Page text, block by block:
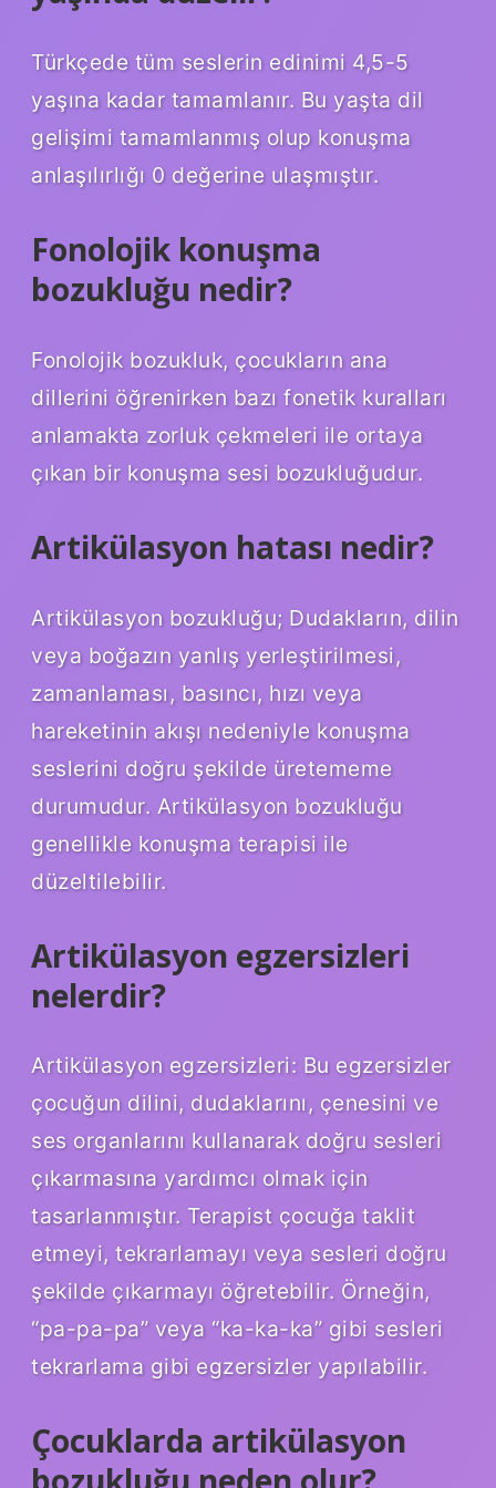
Türkçede tüm seslerin edinimi 4,5-5
yaşına kadar tamamlanır. Bu yaşta dil
gelişimi tamamlanmış olup konuşma
anlaşılırlığı 0 değerine ulaşmıştır.
Fonolojik konuşma
bozukluğu nedir?
Fonolojik bozukluk, çocukların ana
dillerini öğrenirken bazı fonetik kuralları
anlamakta zorluk çekmeleri ile ortaya
çıkan bir konuşma sesi bozukluğudur.
Artikülasyon hatası nedir?
Artikülasyon bozukluğu; Dudakların, dilin
veya boğazın yanlış yerleştirilmesi,
zamanlaması, basıncı, hızı veya
hareketinin akışı nedeniyle konuşma
seslerini doğru şekilde üretememe
durumudur. Artikülasyon bozukluğu
genellikle konuşma terapisi ile
düzeltilebilir.
Artikülasyon egzersizleri
nelerdir?
Artikülasyon egzersizleri: Bu egzersizler
çocuğun dilini, dudaklarını, çenesini ve
ses organlarını kullanarak doğru sesleri
çıkarmasına yardımcı olmak için
tasarlanmıştır. Terapist çocuğa taklit
etmeyi, tekrarlamayı veya sesleri doğru
şekilde çıkarmayı öğretebilir. Örneğin,
“pa-pa-pa” veya “ka-ka-ka” gibi sesleri
tekrarlama gibi egzersizler yapılabilir.
Çocuklarda artikülasyon